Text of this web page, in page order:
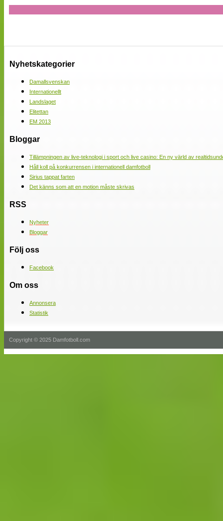
Nyhetskategorier
Damallsvenskan
Internationellt
Landslaget
Elitettan
EM 2013
Bloggar
Tillämpningen av live-teknologi i sport och live casino: En ny värld av
Håll koll på konkurrensen i internationell damfotboll
Sirius tappat farten
Det känns som att en motion måste skrivas
RSS
Nyheter
Bloggar
Följ oss
Facebook
Om oss
Annonsera
Statistik
Copyright © 2025 Damfotboll.com